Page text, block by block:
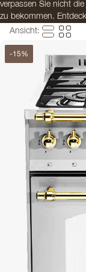
verpassen Sie nicht
zu bekommen.
Induktionsherde und
Premiumqualität,
Küchenambiente
also sichern Sie sich
exklusiven Vorteilen.
Ansicht:
-15%